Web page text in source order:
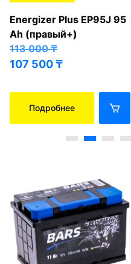
Energizer Plus EP95J 95
Ah (правый+)
113 000₸
107 500₸
Подробнее